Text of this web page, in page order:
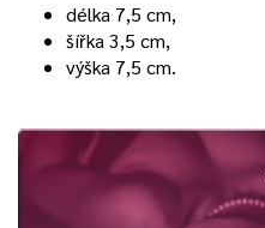
délka 7,5 cm,
šířka 3,5 cm,
výška 7,5 cm.